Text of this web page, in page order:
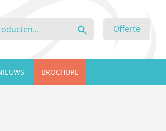
Offerte
BROCHURE